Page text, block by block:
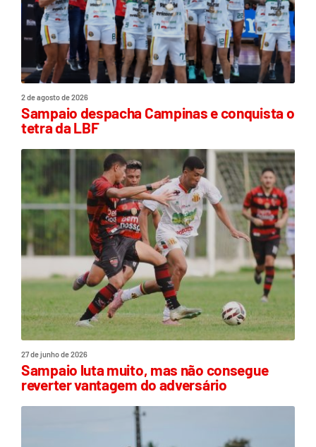
2 de agosto de 2026
Sampaio despacha Campinas e conquista o
tetra da LBF
27 de junho de 2026
Sampaio luta muito, mas não consegue
reverter vantagem do adversário